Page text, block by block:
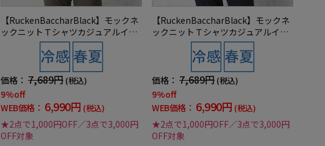
【RuckenBaccharBlack】モックネ
ックニットＴシャツカジュアルイン
ナー半袖リッケンバッカー冷感春夏
価格： 7,689円 (税込)
9%off
WEB価格： 6,990円 (税込)
★2点で1,000円OFF／3点で3,000円
OFF対象
【RuckenBaccharBlack】モックネ
ックニットＴシャツカジュアルイン
ナー半袖リッケンバッカー冷感春夏
価格： 7,689円 (税込)
9%off
WEB価格： 6,990円 (税込)
★2点で1,000円OFF／3点で3,000円
OFF対象